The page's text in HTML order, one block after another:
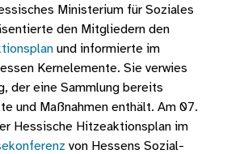
Ministerium für Soziales
den Mitgliedern den
und informierte im
Kernelemente. Sie verwies
der eine Sammlung bereits
und Maßnahmen enthält. Am 07.
Hessische Hitzeaktionsplan im
von Hessens Sozial-